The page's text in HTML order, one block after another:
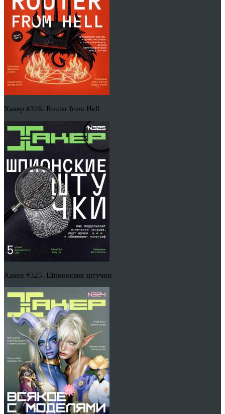
Хакер #326. Router from Hell
Хакер #325. Шпионские штучки